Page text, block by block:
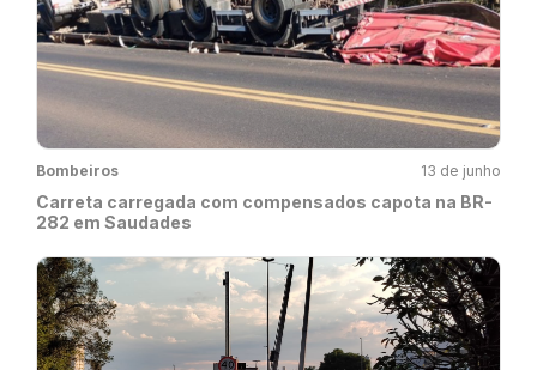
Bombeiros 13 de junho
Carreta carregada com compensados capota na BR-
282 em Saudades